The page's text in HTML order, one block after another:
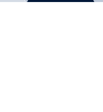
SUSCRIBIRME